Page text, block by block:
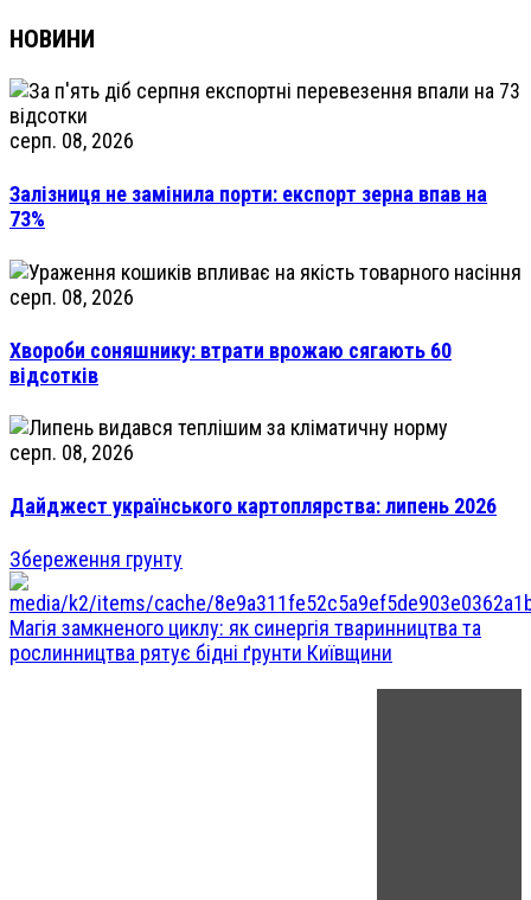
НОВИНИ
серп. 08, 2026
Залізниця не замінила порти: експорт зерна впав на
73%
серп. 08, 2026
Хвороби соняшнику: втрати врожаю сягають 60
відсотків
серп. 08, 2026
Дайджест українського картоплярства: липень 2026
Збереження грунту
Магія замкненого циклу: як синергія тваринництва та
рослинництва рятує бідні ґрунти Київщини